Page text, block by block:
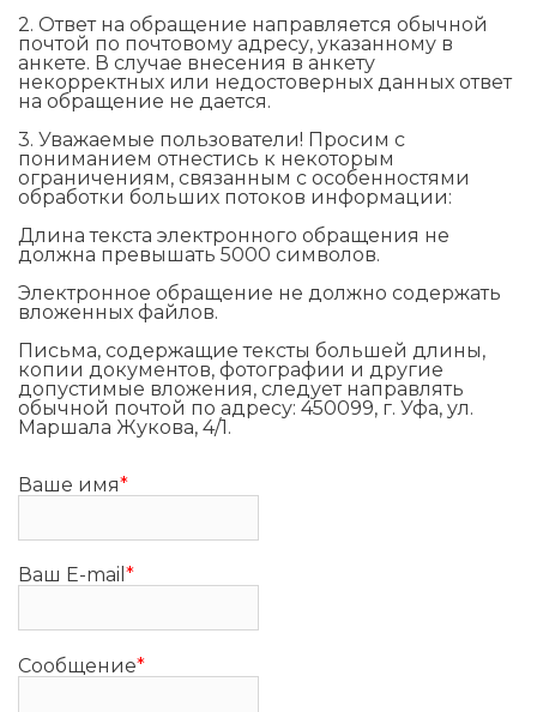
2. Ответ на обращение направляется обычной
почтой по почтовому адресу, указанному в
анкете. В случае внесения в анкету
некорректных или недостоверных данных ответ
на обращение не дается.
3. Уважаемые пользователи! Просим с
пониманием отнестись к некоторым
ограничениям, связанным с особенностями
обработки больших потоков информации:
Длина текста электронного обращения не
должна превышать 5000 символов.
Электронное обращение не должно содержать
вложенных файлов.
Письма, содержащие тексты большей длины,
копии документов, фотографии и другие
допустимые вложения, следует направлять
обычной почтой по адресу: 450099, г. Уфа, ул.
Маршала Жукова, 4/1.
Ваше имя*
Ваш E-mail *
Сообщение*